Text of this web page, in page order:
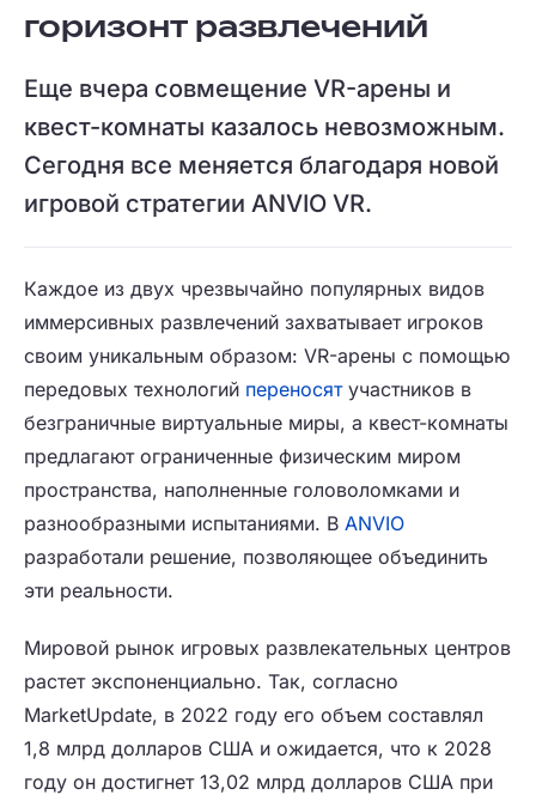
горизонт развлечений
Еще вчера совмещение VR-арены и
квест-комнаты казалось невозможным.
Сегодня все меняется благодаря новой
игровой стратегии ANVIO VR.
Каждое из двух чрезвычайно популярных видов
иммерсивных развлечений захватывает игроков
своим уникальным образом: VR-арены с помощью
передовых технологий переносятучастников в
безграничные виртуальные миры, а квест-комнаты
предлагают ограниченные физическим миром
пространства, наполненные головоломками и
разнообразными испытаниями. В ANVIO
разработали решение, позволяющее объединить
эти реальности.
Мировой рынок игровых развлекательных центров
растет экспоненциально. ​​Так, согласно
MarketUpdate, в 2022 году его объем составлял
1,8 млрд долларов США и ожидается, что к 2028
году он достигнет 13,02 млрд долларов США при